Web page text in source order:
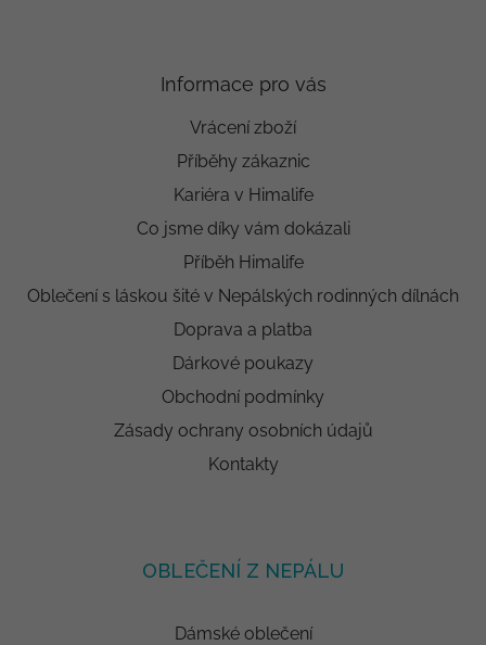
Informace pro vás
Vrácení zboží
Příběhy zákaznic
Kariéra v Himalife
Co jsme díky vám dokázali
Příběh Himalife
Oblečení s láskou šité v Nepálských rodinných dílnách
Doprava a platba
Dárkové poukazy
Obchodní podmínky
Zásady ochrany osobních údajů
Kontakty
OBLEČENÍ Z NEPÁLU
Dámské oblečení